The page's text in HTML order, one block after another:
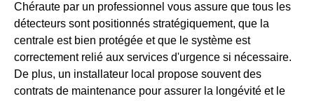
Chéraute par un professionnel vous assure que tous les
détecteurs sont positionnés stratégiquement, que la
centrale est bien protégée et que le système est
correctement relié aux services d'urgence si nécessaire.
De plus, un installateur local propose souvent des
contrats de maintenance pour assurer la longévité et le